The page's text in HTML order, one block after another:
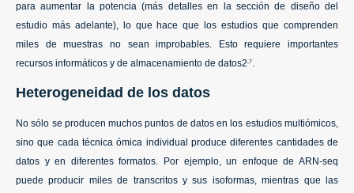
para aumentar la potencia (más detalles en la sección de diseño del
estudio más adelante), lo que hace que los estudios que comprenden
miles de muestras no sean improbables. Esto requiere importantes
recursos informáticos y de almacenamiento de datos2,7.
Heterogeneidad de los datos
No sólo se producen muchos puntos de datos en los estudios multiómicos,
sino que cada técnica ómica individual produce diferentes cantidades de
datos y en diferentes formatos. Por ejemplo, un enfoque de ARN-seq
puede producir miles de transcritos y sus isoformas, mientras que las